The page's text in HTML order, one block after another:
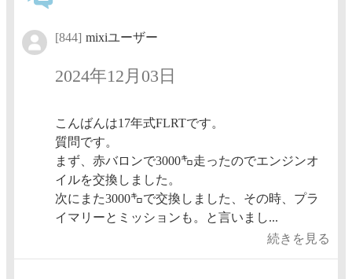
[844] mixiユーザー
2024年12月03日
こんばんは17年式FLRTです。
質問です。
まず、赤バロンで3000㌔走ったのでエンジンオ
イルを交換しました。
次にまた3000㌔で交換しました、その時、プラ
イマリーとミッションも。と言いまし...
続きを見る